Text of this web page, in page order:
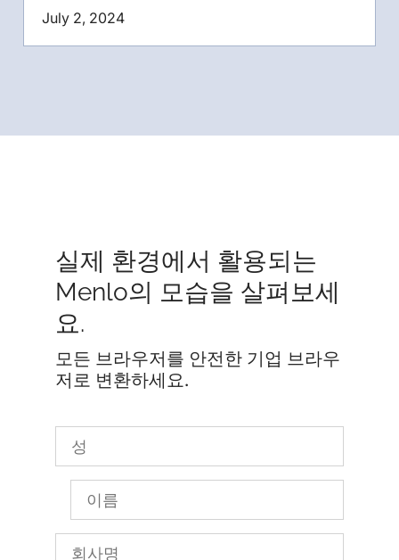
July 2, 2024
실제 환경에서 활용되는
Menlo의 모습을 살펴보세
요.
모든 브라우저를 안전한 기업 브라우
저로 변환하세요.